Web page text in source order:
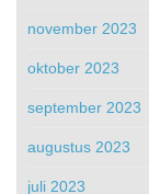
november 2023
oktober 2023
september 2023
augustus 2023
juli 2023